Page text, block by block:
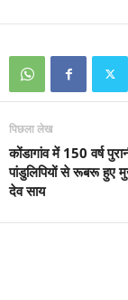
पिछला लेख
कोंडागांव में 150 वर्ष
पांडुलिपियों से रूबरू हुए
देव साय